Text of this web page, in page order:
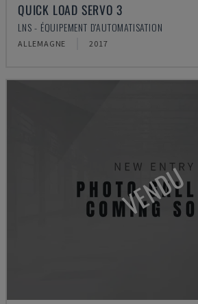
QUICK LOAD SERVO 3
LNS - ÉQUIPEMENT D'AUTOMATISATION
ALLEMAGNE 2017
VENDU